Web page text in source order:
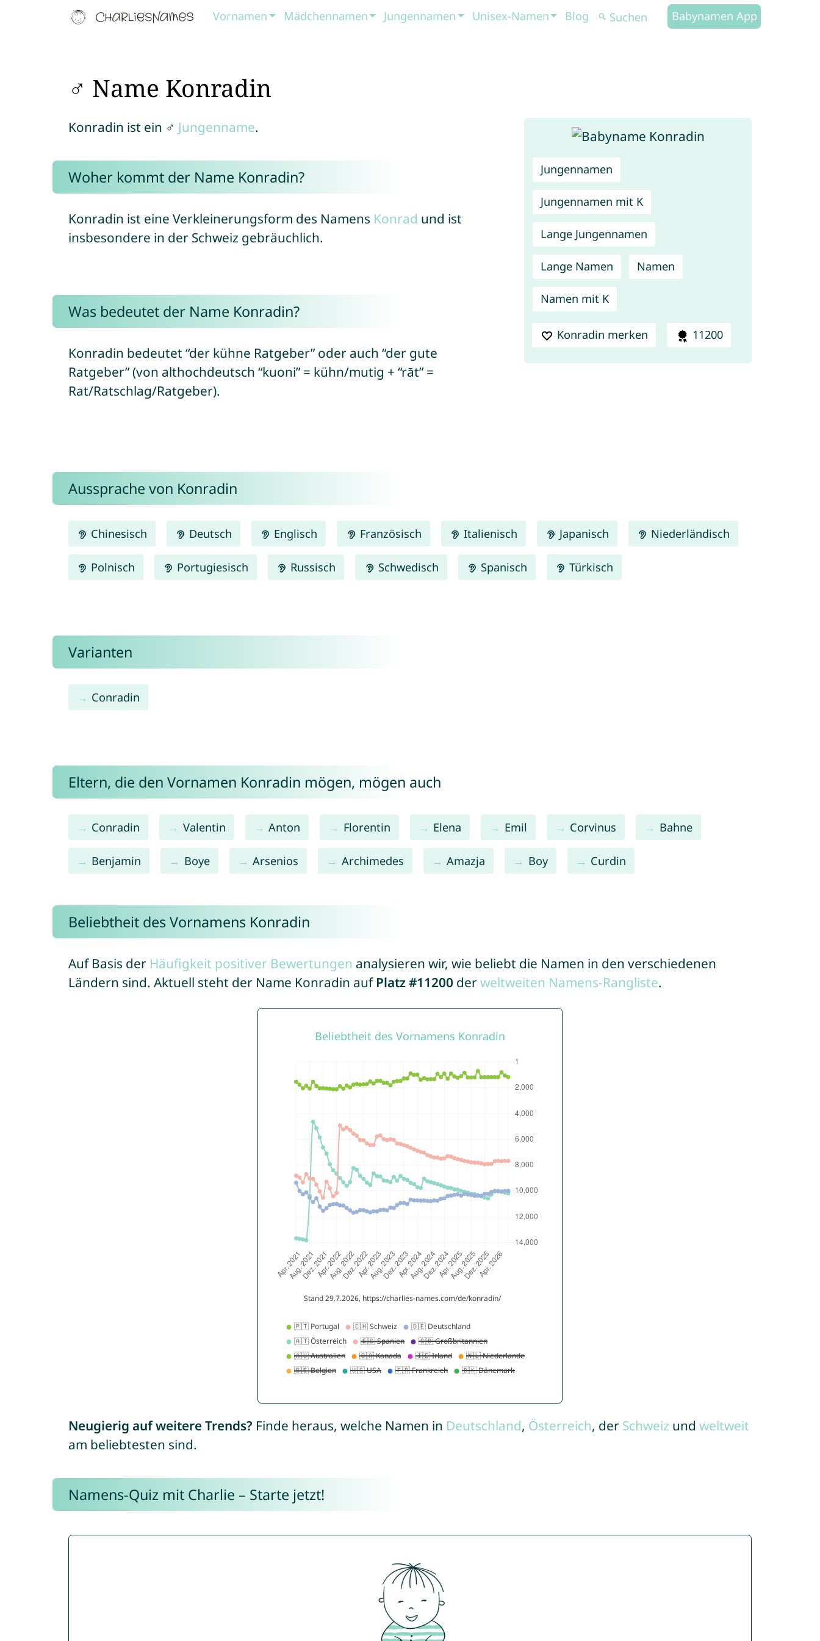
Vornamen Mädchennamen Jungennamen Unisex-Namen Blog Babynamen App
♂ Name Konradin
Jungennamen
Jungennamen mit K
Lange Jungennamen
Lange Namen Namen
Namen mit K
Konradin merken 11200
Konradin ist ein ♂ Jungenname.
Woher kommt der Name Konradin?
Konradin ist eine Verkleinerungsform des Namens Konrad und ist
insbesondere in der Schweiz gebräuchlich.
Was bedeutet der Name Konradin?
Konradin bedeutet “der kühne Ratgeber” oder auch “der gute
Ratgeber” (von althochdeutsch “kuoni” = kühn/mutig + “rāt” =
Rat/Ratschlag/Ratgeber).
Aussprache von Konradin
Chinesisch Deutsch Englisch Französisch Italienisch Japanisch Niederländisch
Polnisch Portugiesisch Russisch Schwedisch Spanisch Türkisch
Varianten
Conradin
Eltern, die den Vornamen Konradin mögen, mögen auch
Conradin Valentin Anton Florentin Elena Emil Corvinus Bahne
Benjamin Boye Arsenios Archimedes Amazja Boy Curdin
Beliebtheit des Vornamens Konradin
Auf Basis der Häufigkeit positiver Bewertungen analysieren wir, wie beliebt die Namen in den verschiedenen
Ländern sind. Aktuell steht der Name Konradin auf Platz #11200 derweltweiten Namens-Rangliste.
Neugierig auf weitere Trends? Finde heraus, welche Namen in Deutschland, Österreich, der Schweiz und weltweit
am beliebtesten sind.
Namens-Quiz mit Charlie – Starte jetzt!